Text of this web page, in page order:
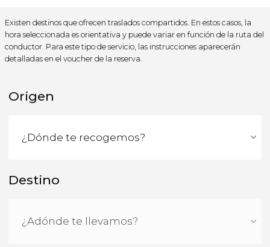
Existen destinos que ofrecen traslados compartidos. En estos casos, la
hora seleccionada es orientativa y puede variar en función de la ruta del
conductor. Para este tipo de servicio, las instrucciones aparecerán
detalladas en el voucher de la reserva.
Origen
Destino